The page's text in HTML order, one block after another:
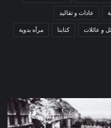
عادات و تقاليد
و عائلات كتابنا مرأه بدوية